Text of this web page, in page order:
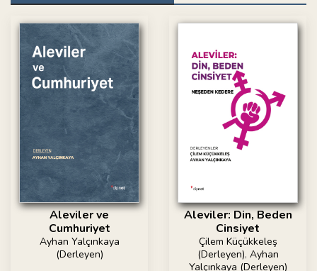
Aleviler ve
Cumhuriyet
Ayhan Yalçınkaya
(Derleyen)
Aleviler: Din, Beden
Cinsiyet
Çilem Küçükkeleş
(Derleyen), Ayhan
Yalçınkaya (Derleyen)